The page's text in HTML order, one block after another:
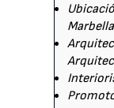
Marbella